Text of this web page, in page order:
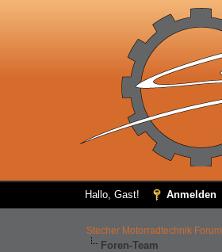
Hallo, Gast! Anmelden
Stecher Motorradtechnik Forum
Foren-Team